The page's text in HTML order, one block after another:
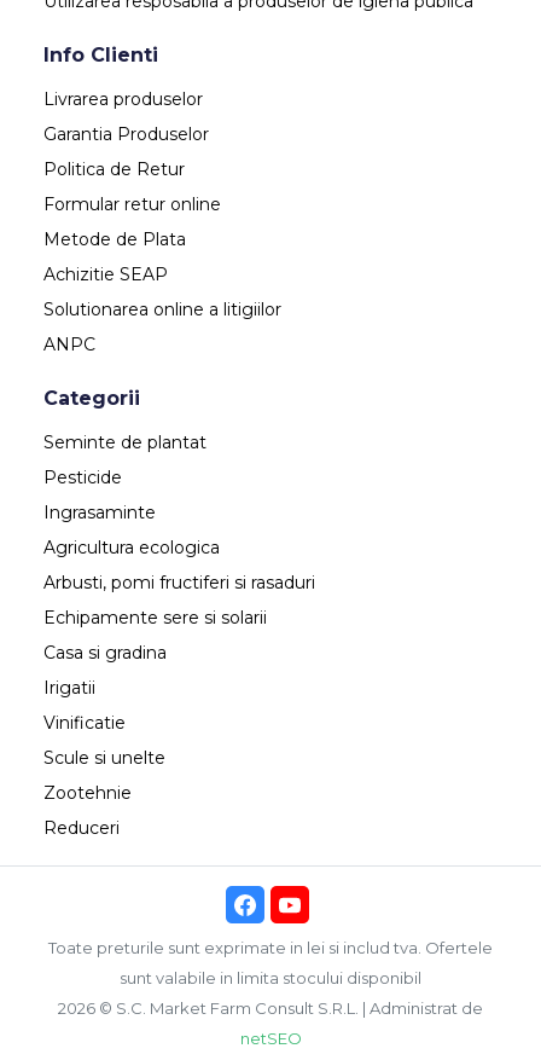
Info Clienti
Livrarea produselor
Garantia Produselor
Politica de Retur
Formular retur online
Metode de Plata
Achizitie SEAP
Solutionarea online a litigiilor
ANPC
Categorii
Seminte de plantat
Pesticide
Ingrasaminte
Agricultura ecologica
Arbusti, pomi fructiferi si rasaduri
Echipamente sere si solarii
Casa si gradina
Irigatii
Vinificatie
Scule si unelte
Zootehnie
Reduceri
Toate preturile sunt exprimate in lei si includ tva. Ofertele
sunt valabile in limita stocului disponibil
2026 © S.C. Market Farm Consult S.R.L. | Administrat de
netSEO